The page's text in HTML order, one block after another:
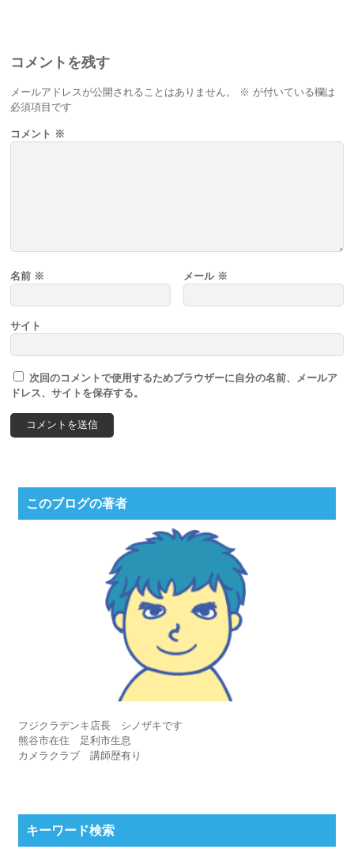
コメントを残す
メールアドレスが公開されることはありません。 ※ が付いている欄は
必須項目です
コメント ※
名前 ※ メール ※
サイト
次回のコメントで使用するためブラウザーに自分の名前、メールア
ドレス、サイトを保存する。
このブログの著者
フジクラデンキ店長 シノザキです
熊谷市在住 足利市生息
カメラクラブ 講師歴有り
キーワード検索